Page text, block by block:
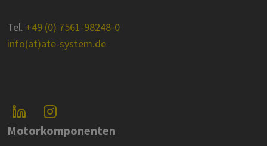
Tel. +49 (0) 7561-98248-0
info(at)ate-system.de
Motorkomponenten